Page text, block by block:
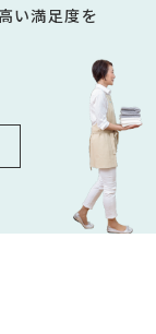
い満足度を